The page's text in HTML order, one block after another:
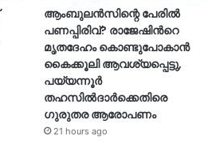
ആംബുലൻസിന്റെ പേരിൽ
പണപ്പിരിവ്? രാജേഷിന്‍റെ
മൃതദേഹം കൊണ്ടുപോകാൻ
കൈക്കൂലി ആവശ്യപ്പെട്ടു,
പയ്യന്നൂർ
തഹസിൽദാർക്കെതിരെ
ഗുരുതര ആരോപണം
21 hours ago